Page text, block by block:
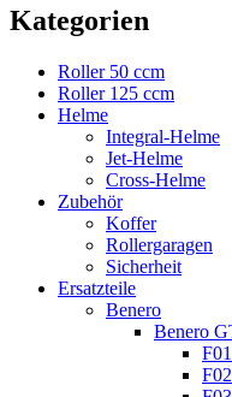
Kategorien
Roller 50 ccm
Roller 125 ccm
Helme
Integral-Helme
Jet-Helme
Cross-Helme
Zubehör
Koffer
Rollergaragen
Sicherheit
Ersatzteile
Benero
Benero